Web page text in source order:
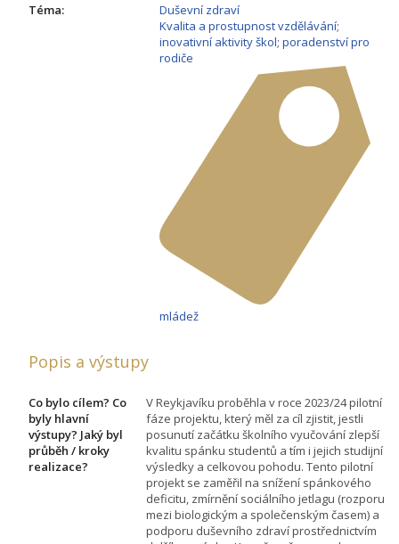
Téma:
Duševní zdraví
Kvalita a prostupnost vzdělávání;
inovativní aktivity škol; poradenství pro
rodiče
mládež
Popis a výstupy
Co bylo cílem? Co
byly hlavní
výstupy? Jaký byl
průběh / kroky
realizace?
V Reykjavíku proběhla v roce 2023/24 pilotní
fáze projektu, který měl za cíl zjistit, jestli
posunutí začátku školního vyučování zlepší
kvalitu spánku studentů a tím i jejich studijní
výsledky a celkovou pohodu. Tento pilotní
projekt se zaměřil na snížení spánkového
deficitu, zmírnění sociálního jetlagu (rozporu
mezi biologickým a společenským časem) a
podporu duševního zdraví prostřednictvím